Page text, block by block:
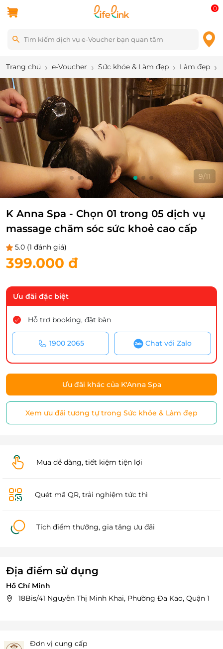
0
Trang chủ e-Voucher Sức khỏe & Làm đẹp Làm đẹp
9/11
K Anna Spa - Chọn 01 trong 05 dịch vụ
massage chăm sóc sức khoẻ cao cấp
5.0 (1 đánh giá)
399.000 đ
Ưu đãi đặc biệt
Hỗ trợ booking, đặt bàn
1900 2065 Chat với Zalo
Ưu đãi khác của K'Anna Spa
Xem ưu đãi tương tự trong Sức khỏe & Làm đẹp
Mua dễ dàng, tiết kiệm tiện lợi
Quét mã QR, trải nghiệm tức thì
Tích điểm thưởng, gia tăng ưu đãi
Địa điểm sử dụng
Hồ Chí Minh
18Bis/41 Nguyễn Thị Minh Khai, Phường Đa Kao, Quận 1
Đơn vị cung cấp